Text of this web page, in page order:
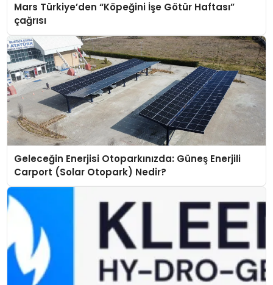
Mars Türkiye’den “Köpeğini İşe Götür Haftası”
çağrısı
Geleceğin Enerjisi Otoparkınızda: Güneş Enerjili
Carport (Solar Otopark) Nedir?